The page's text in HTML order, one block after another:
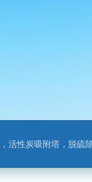
附塔，脱硫除尘塔，臭